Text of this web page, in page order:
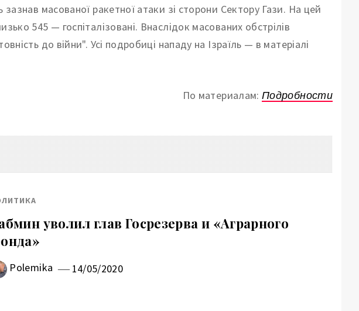
масованої ракетної атаки зі сторони Сектору Гази. На цей
545 — госпіталізовані. Внаслідок масованих обстрілів
до війни". Усі подробиці нападу на Ізраїль — в матеріалі
По материалам:Подробности
уволил глав Госрезерва и «Аграрного
Polemika 14/05/2020